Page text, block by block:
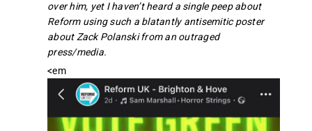
over him, yet I haven’t heard a single peep about
Reform using such a blatantly antisemitic poster
about Zack Polanski from an outraged
press/media.
<em